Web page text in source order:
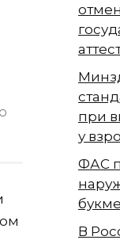
при
у
ФАС
В